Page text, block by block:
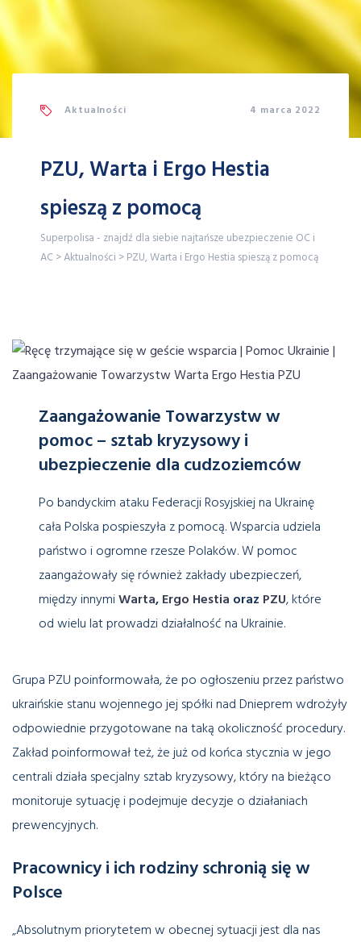
Aktualności 4 marca 2022
PZU, Warta i Ergo Hestia
spieszą z pomocą
Superpolisa - znajdź dla siebie najtańsze ubezpieczenie OC i
AC >Aktualności >PZU, Warta i Ergo Hestia spieszą z pomocą
Zaangażowanie Towarzystw w
pomoc – sztab kryzysowy i
ubezpieczenie dla cudzoziemców
Po bandyckim ataku Federacji Rosyjskiej na Ukrainę
cała Polska pospieszyła z pomocą. Wsparcia udziela
państwo i ogromne rzesze Polaków. W pomoc
zaangażowały się również zakłady ubezpieczeń,
między innymiWarta,Ergo Hestia oraz PZU, które
od wielu lat prowadzi działalność na Ukrainie.
Grupa PZU poinformowała, że po ogłoszeniu przez państwo
ukraińskie stanu wojennego jej spółki nad Dnieprem wdrożyły
odpowiednie przygotowane na taką okoliczność procedury.
Zakład poinformował też, że już od końca stycznia w jego
centrali działa specjalny sztab kryzysowy, który na bieżąco
monitoruje sytuację i podejmuje decyzje o działaniach
prewencyjnych.
Pracownicy i ich rodziny schronią się w
Polsce
„Absolutnym priorytetem w obecnej sytuacji jest dla nas